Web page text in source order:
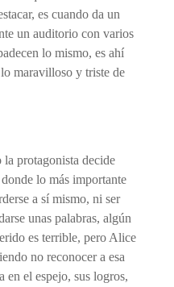
es cuando da un
un auditorio con varios
lo mismo, es ahí
maravilloso y triste de
protagonista decide
lo más importante
a sí mismo, ni ser
unas palabras, algún
es terrible, pero Alice
no reconocer a esa
en el espejo, sus logros,